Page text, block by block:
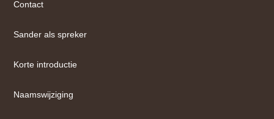
Contact
Sander als spreker
Korte introductie
Naamswijziging